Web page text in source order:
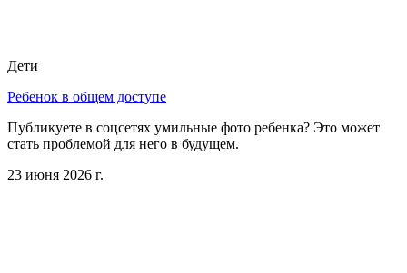
Дети
Ребенок в общем доступе
Публикуете в соцсетях умильные фото ребенка? Это может
стать проблемой для него в будущем.
23 июня 2026 г.